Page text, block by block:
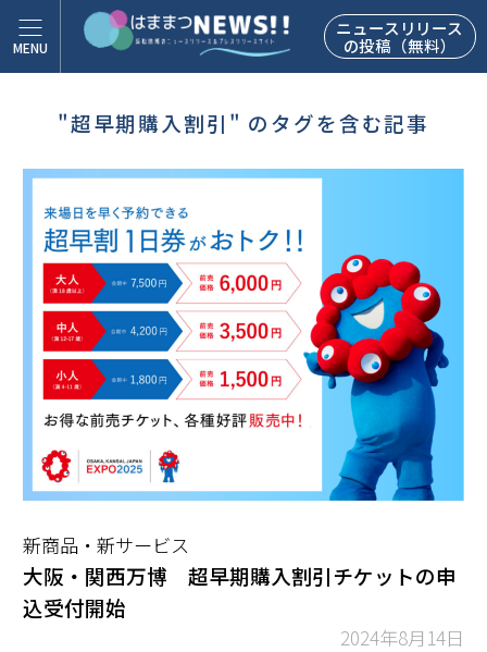
ニュースリリース
の投稿（無料）
"超早期購入割引" のタグを含む記事
新商品・新サービス
大阪・関西万博 超早期購入割引チケットの申
込受付開始
2024年8月14日